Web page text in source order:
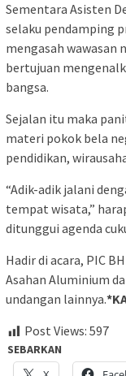
Sementara Asisten
selaku pendamping
mengasah wawasan
bertujuan
bangsa.
Sejalan itu maka
materi pokok bela
pendidikan,
“Adik-adik jalani
tempat wisata,”
ditunggui agenda
Hadir di acara, PIC
Asahan Aluminium
undangan lainnya.
Post Views: 597
SEBARKAN